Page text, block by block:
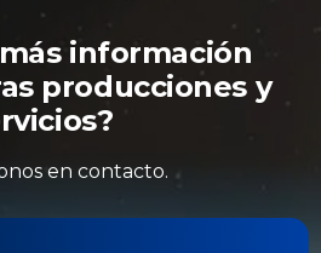
información
producciones y
en contacto.